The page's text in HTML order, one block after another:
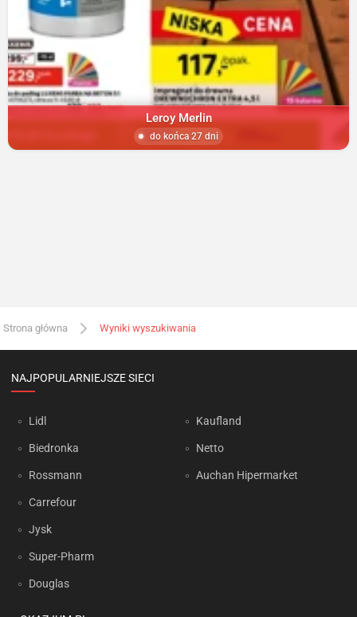
Leroy Merlin
do końca 27 dni
Strona główna Wyniki wyszukiwania
NAJPOPULARNIEJSZE SIECI
Lidl
Biedronka
Rossmann
Carrefour
Jysk
Super-Pharm
Douglas
Kaufland
Netto
Auchan Hipermarket